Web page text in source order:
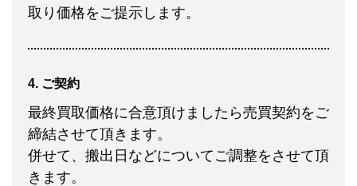
取り価格をご提示します。
4. ご契約
最終買取価格に合意頂けましたら売買契約をご
締結させて頂きます。
併せて、搬出日などについてご調整をさせて頂
きます。